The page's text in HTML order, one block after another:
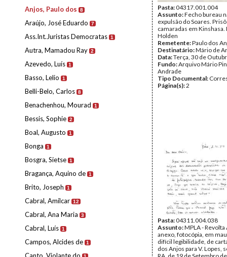
Anjos, Paulo dos 8
Araújo, José Eduardo 7
Ass.Int.Juristas Democratas 1
Autra, Mamadou Ray 2
Azevedo, Luís 1
Basso, Lelio 1
Belli-Belo, Carlos 8
Benachenhou, Mourad 1
Bessis, Sophie 2
Boal, Augusto 1
Bonga 1
Bosgra, Sietse 1
Bragança, Aquino de 1
Brito, Joseph 1
Cabral, Amílcar 12
Cabral, Ana Maria 3
Cabral, Luís 1
Campos, Alcides de 1
Pasta:04317.001.004
Assunto:Fecho bureau
expulsão do Soares.
camaradas em
Holden
Remetente:Paulo dos
Destinatário:Mário de
Data:Terça, 30 de
Fundo:Arquivo Mário
Andrade
Tipo Documental:
Página(s):2
Pasta:04311.004.038
Assunto:MPLA - Revolta
anexo, fotocópia, em
difícil legibilidade, de
dos Anjos para V. Lopes,